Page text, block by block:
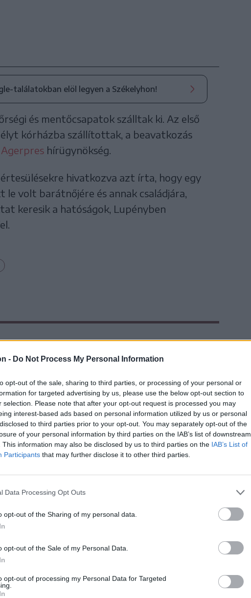
- Do Not Process My Personal Information
opt-out of the sale, sharing to third parties, or processing of your personal or
for targeted advertising by us, please use the below opt-out section to
selection. Please note that after your opt-out request is processed you may
interest-based ads based on personal information utilized by us or personal
to third parties prior to your opt-out. You may separately opt-out of the
of your personal information by third parties on the IAB’s list of downstream
This information may also be disclosed by us to third parties on the IAB’s List of
Participants that may further disclose it to other third parties.
Data Processing Opt Outs
opt-out of the Sharing of my personal data.
opt-out of the Sale of my Personal Data.
opt-out of processing my Personal Data for Targeted
találatokban elöl legyen a Székelyhon!
és mentőcsapatok szálltak ki. Az első
kórházba szállítottak, a beavatkozás
Agerpres hírügynökség.
hivatkozva azt írta, hogy egy
volt barátnőjére és annak családjára,
keresik a hatóságok, Lupényben
ára
kikapott a Győr és a